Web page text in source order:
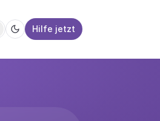
Hilfe jetzt